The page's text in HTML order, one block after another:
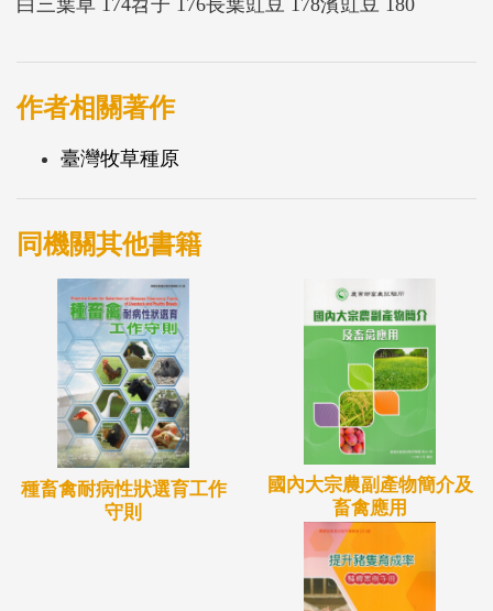
白三葉草 174苕子 176長葉豇豆 178濱豇豆 180
作者相關著作
臺灣牧草種原
同機關其他書籍
種畜禽耐病性狀選育工作
守則
國內大宗農副產物簡介及
畜禽應用